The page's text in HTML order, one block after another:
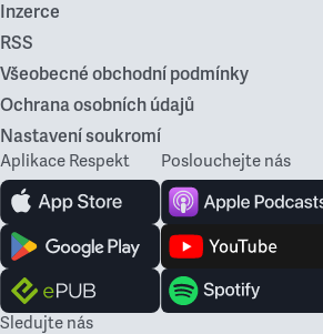
Inzerce
RSS
Všeobecné obchodní podmínky
Ochrana osobních údajů
Nastavení soukromí
Aplikace Respekt Poslouchejte nás
Sledujte nás